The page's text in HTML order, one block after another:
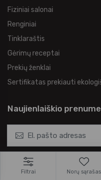
Fiziniai salonai
Renginiai
Tinklaraštis
Gėrimų receptai
Prekių ženklai
Sertifikatas prekiauti
Naujienlaiškio
*Užsisakykite mūsų
pasiūlymus bei akcijas tiesiai į
Filtrai Norų sąrašas